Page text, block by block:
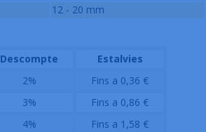
12 - 20 mm
Descompte
Estalvies
2%
Fins a 0,36 €
3%
Fins a 0,86 €
4% Fins a 1,58 €